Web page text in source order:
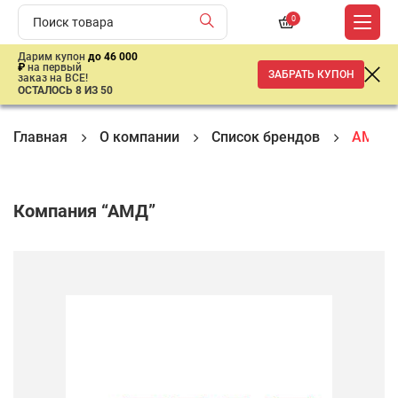
0
Дарим купон до 46 000
₽ на первый
заказ на ВСЕ!
ОСТАЛОСЬ 8 ИЗ 50
ЗАБРАТЬ КУПОН
Главная О компании Список брендов АМД
Компания “АМД”